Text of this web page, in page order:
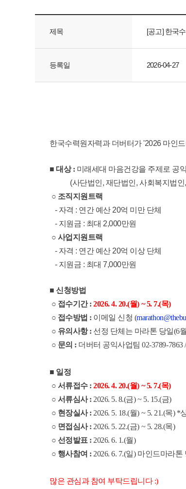
제목 [공고] 한국
등록일 2026-04-27
한국수력원자력과 더버터가 '2026 마인
■ 대상 : 미래세대 마음건강을 주제로 공
(사단법인, 재단법인, 사회복지법인,
○ ​조직지원트랙
​- 자격 : 연간 예산 20억 미만 단체
- 지원금 : 최대 2,000만원
○ ​사업지원트랙
​ - 자격 : 연간 예산 20억 이상 단체
- 지원금 : 최대 7,000만원
■ 신청방법
​ ○ 접수기간 :2026. 4. 20.(월) ~ 5. 7.(목)
○ 접수방법 : ​이메일 신청 (
○ 유의사항 : 선정 단체는 마라톤 당일(6
○ 문의 : 더버터 공익사업팀 02-3789-7863 /
■ 일정
○ 서류접수 : ​2026. 4. 20.(월) ~ 5. 7.(목)
○ 서류심사 : ​2026. 5. 8.(금) ~ 5. 15.(금)
○ 현장실사 : ​2026. 5. 18.(월) ~ 5. 21.(목)
○ 면접심사 : ​2026. 5. 22.(금) ~ 5. 28.(목)
○ 선정발표 : ​2026. 6. 1.(월)
○ 행사참여 : ​2026. 6. 7.(일) 마인드마라
많은 관심과 참여 부탁드립니다 :)